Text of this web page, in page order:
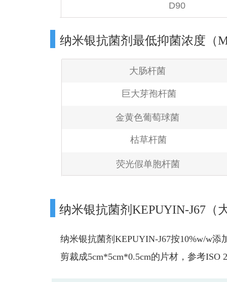
纳米银抗菌剂最低抑菌浓度（
纳米银抗菌剂KEPUYIN-J67（
纳米银抗菌剂KEPUYIN-J67按10%w/w
剪裁成5cm*5cm*0.5cm的片材，参考ISO
D90
大肠杆菌
金黄色葡萄球菌
荧光假单胞杆菌
巨大芽孢杆菌
枯草杆菌